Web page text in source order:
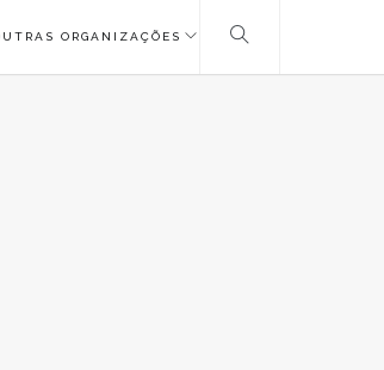
ORGANIZAÇÕES